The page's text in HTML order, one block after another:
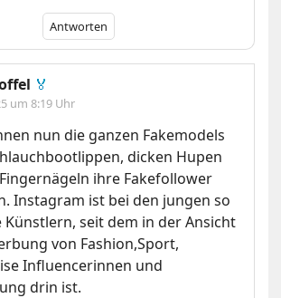
Antworten
🏅
um 8:19 Uhr
nun die ganzen Fakemodels
dicken Hupen
ihre Fakefollower
Instagram ist bei den jungen so
seit dem in der Ansicht
von Fashion,Sport,
Influencerinnen und
drin ist.